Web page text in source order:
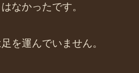
なかったです。
を運んでいません。